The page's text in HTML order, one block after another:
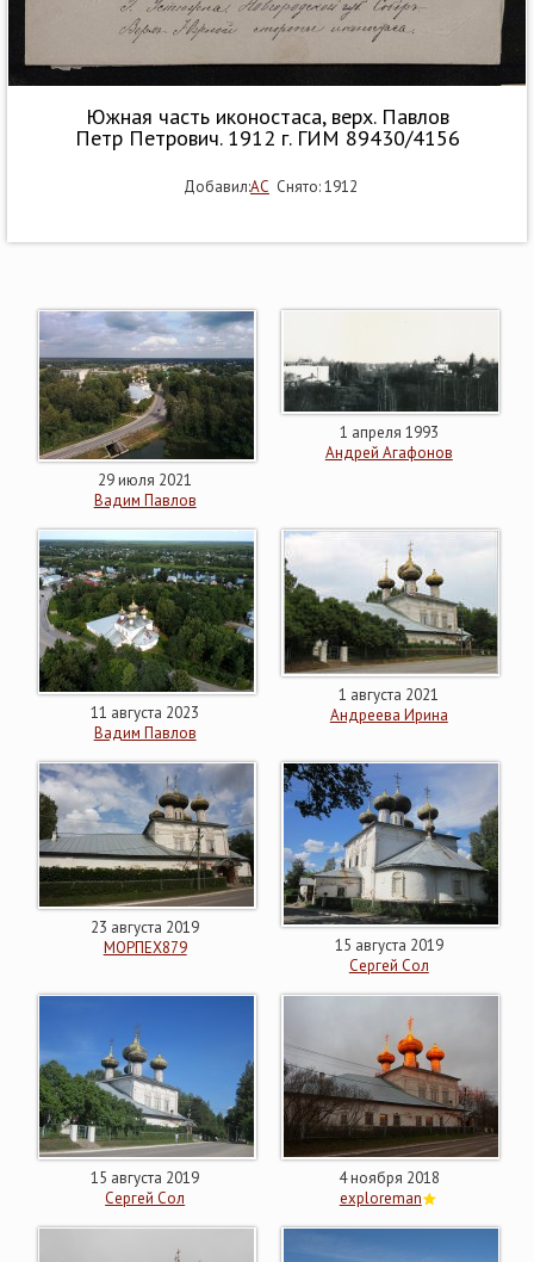
Южная часть иконостаса, верх. Павлов
Петр Петрович. 1912 г. ГИМ 89430/4156
Добавил:АС Снято: 1912
29 июля 2021
Вадим Павлов
1 апреля 1993
Андрей Агафонов
11 августа 2023
Вадим Павлов
1 августа 2021
Андреева Ирина
23 августа 2019
МОРПЕХ879
15 августа 2019
Сергей Сол
15 августа 2019
Сергей Сол
4 ноября 2018
exploreman